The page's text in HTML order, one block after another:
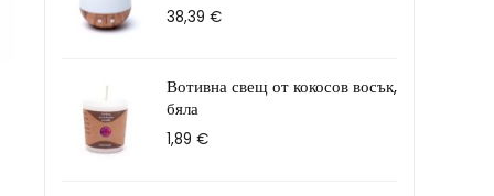
38,39 €
Вотивна свещ от кокосов восък,
бяла
1,89 €